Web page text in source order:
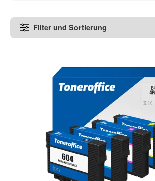
Filter und Sortierung